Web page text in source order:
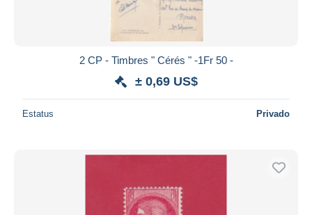
2 CP - Timbres " Cérés " -1Fr 50 -
± 0,69 US$
Estatus Privado